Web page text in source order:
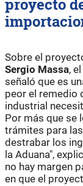
proyecto
Sobre el
Sergio Massa,
señaló que es
peor el remedio
industrial
Por más que se
trámites para
destrabar los
la Aduana",
no hay margen
en que el